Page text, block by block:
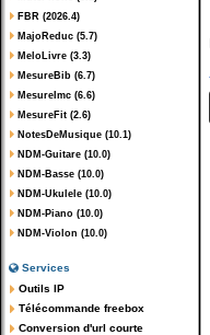
FBR (2026.4)
MajoReduc (5.7)
MeloLivre (3.3)
MesureBib (6.7)
MesureImc (6.6)
MesureFit (2.6)
NotesDeMusique (10.1)
NDM-Guitare (10.0)
NDM-Basse (10.0)
NDM-Ukulele (10.0)
NDM-Piano (10.0)
NDM-Violon (10.0)
Services
Outils IP
Télécommande freebox
Conversion d'url courte